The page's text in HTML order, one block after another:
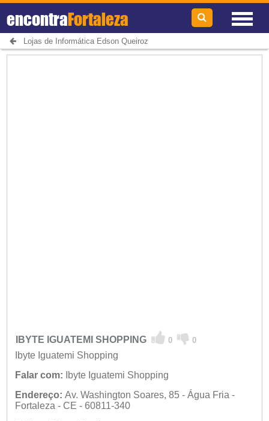
encontraFortaleza
Lojas de Informática Edson Queiroz
IBYTE IGUATEMI SHOPPING 0 0
Ibyte Iguatemi Shopping
Falar com: Ibyte Iguatemi Shopping
Endereço: Av. Washington Soares, 85 - Água Fria -
Fortaleza - CE - 60811-340